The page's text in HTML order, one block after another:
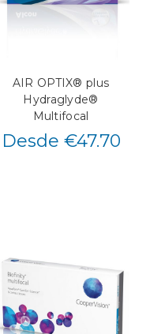
AIR OPTIX® plus
Hydraglyde®
Multifocal
Desde €47.70